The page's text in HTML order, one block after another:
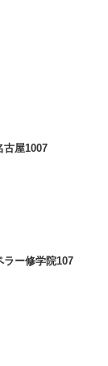
屋1007
ー修学院107